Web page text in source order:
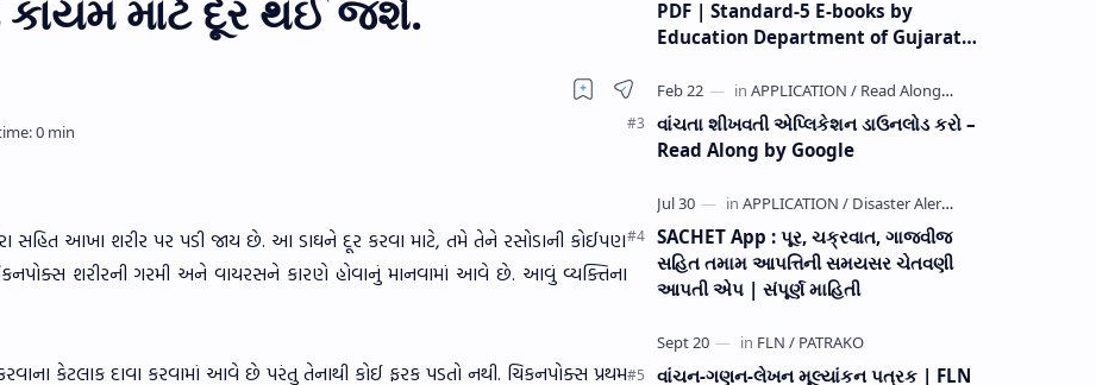
માટે દૂર થઈ જશે.
સહિત આખા શરીર પર પડી જાય છે. આ ડાઘને દૂર કરવા માટે, તમે તેને રસોડાની કોઈપણ
શરીરની ગરમી અને વાયરસને કારણે હોવાનું માનવામાં આવે છે. આવું વ્યક્તિના
કેટલાક દાવા કરવામાં આવે છે પરંતુ તેનાથી કોઈ ફરક પડતો નથી. ચિકનપોક્સ પ્રથમ
PDF | Standard-5 E-books by
Education Department of Gujarat
વાંચતા શીખવતી એપ્લિકેશન ડાઉનલોડ કરો –
Read Along by Google
SACHET App : પૂર, ચક્રવાત, ગાજવીજ
સહિત તમામ આપત્તિની સમયસર ચેતવણી
આપતી એપ | સંપૂર્ણ માહિતી
વાંચન-ગણન-લેખન મૂલ્યાંકન પત્રક | FLN